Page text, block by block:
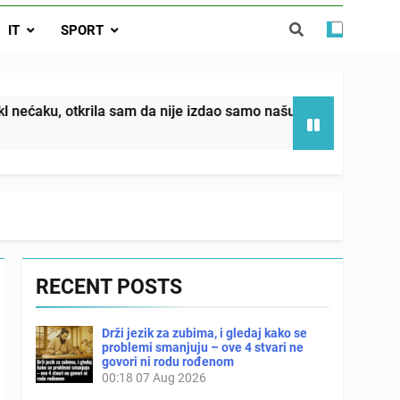
nije izdao samo našu kćer, nego je
sin već sutradan oženio ljubavnicom,
i da iza bolničkog stakla već čekaju
IT SPORT
sam da nije izdao samo našu kćer, nego je svojim
RECENT POSTS
Drži jezik za zubima, i gledaj kako se
problemi smanjuju – ove 4 stvari ne
govori ni rodu rođenom
00:18 07 Aug 2026